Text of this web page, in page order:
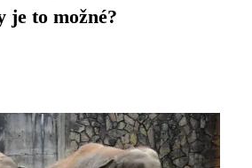
je to možné?